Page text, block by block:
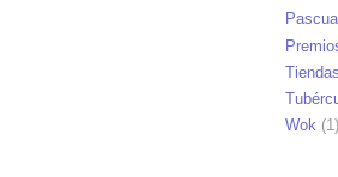
Pascua
Tiendas
Wok (1)